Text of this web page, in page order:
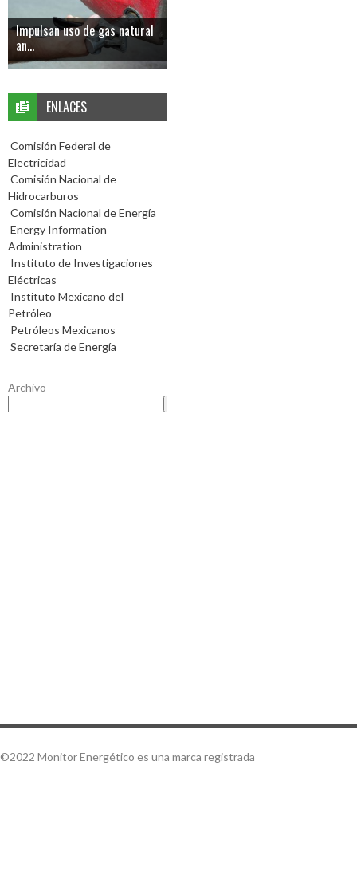
Impulsan uso de gas natural
an...
ENLACES
Comisión Federal de
Electricidad
Comisión Nacional de
Hidrocarburos
Comisión Nacional de Energía
Energy Information
Administration
Instituto de Investigaciones
Eléctricas
Instituto Mexicano del
Petróleo
Petróleos Mexicanos
Secretaría de Energía
Archivo
©2022 Monitor Energético es una marca registrada